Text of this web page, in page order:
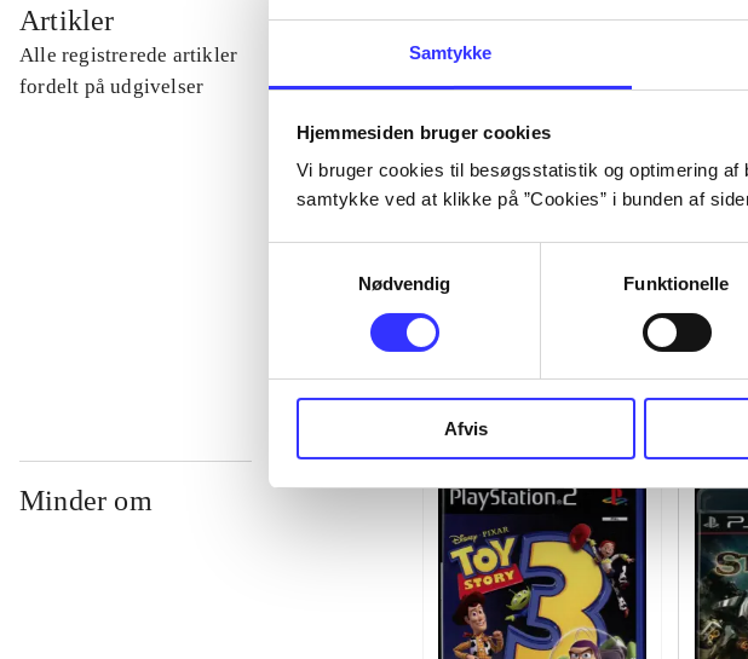
Samtykke
Hjemmesiden bruger cookies
Vi bruger cookies til besøgsstatistik og optimering
samtykke ved at klikke på ”Cookies” i bunden af
Nødvendig
Funktionelle
Afvis
Artikler
Alle registrerede artikler
fordelt på udgivelser
...
...
...
Minder om